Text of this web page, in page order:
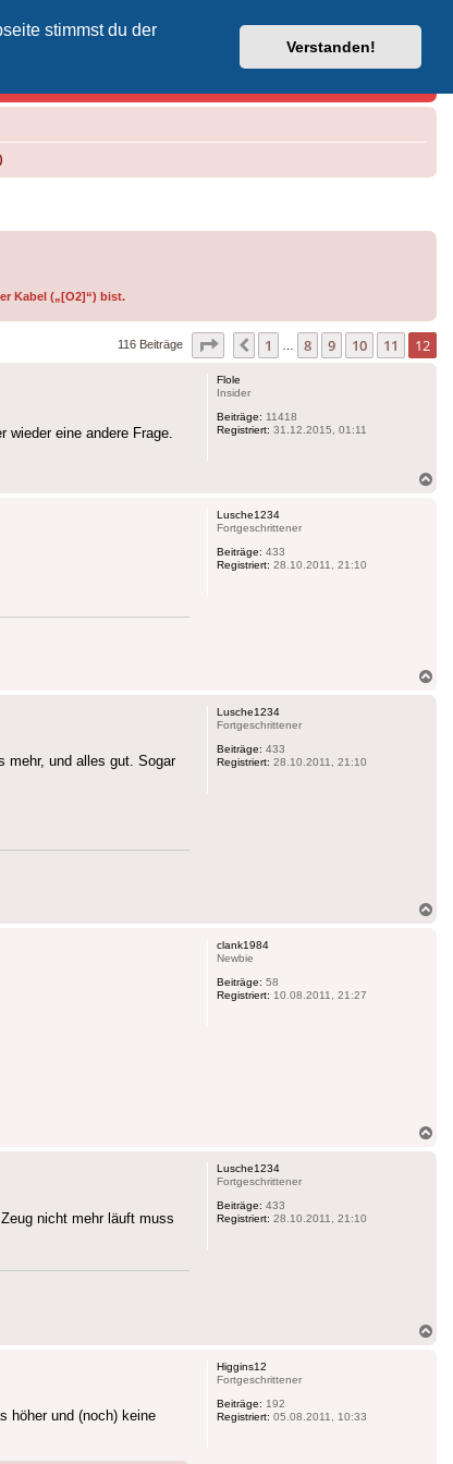
stimmst du der
Verstanden!
Vodafone-Kabel-Helpdesk
Kabel („[O2]“) bist.
116 Beiträge Seite 12 12
Vorherige
1 8 9 10 11 12
Flole
Insider
Beiträge: 11418
Registriert: 31.12.2015, 01:11
eine andere Frage.
Lusche1234
Fortgeschrittener
Beiträge: 433
Registriert: 28.10.2011, 21:10
Lusche1234
Fortgeschrittener
Beiträge: 433
Registriert: 28.10.2011, 21:10
mehr, und alles gut. Sogar
clank1984
Newbie
Beiträge: 58
Registriert: 10.08.2011, 21:27
Lusche1234
Fortgeschrittener
Beiträge: 433
Registriert: 28.10.2011, 21:10
nicht mehr läuft muss
Higgins12
Fortgeschrittener
Beiträge: 192
Registriert: 05.08.2011, 10:33
höher und (noch) keine